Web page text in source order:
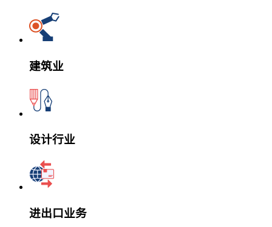
建筑业
设计行业
进出口业务